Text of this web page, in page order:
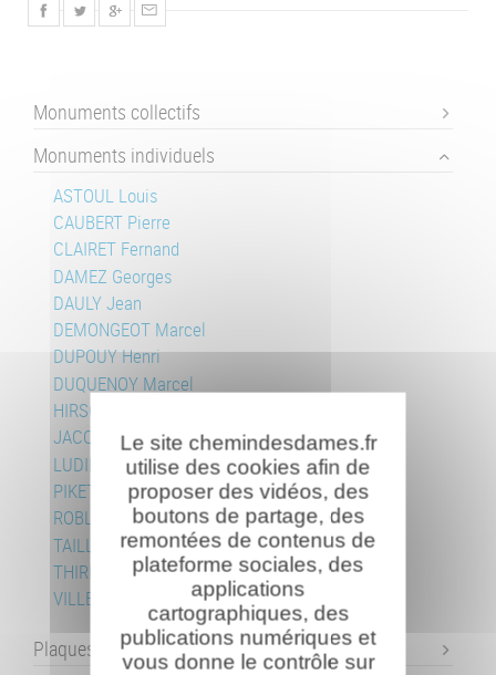
Monuments collectifs
Monuments individuels
ASTOUL Louis
CAUBERT Pierre
CLAIRET Fernand
DAMEZ Georges
DAULY Jean
DEMONGEOT Marcel
DUPOUY Henri
DUQUENOY Marcel
HIRSCH Joseph
JACQUINOT Félix
LUDIN Roger
PIKETTY Jean
ROBLIN Jean
TAILLEFERT Frédéric
THIRIEZ Maurice
VILLEPELET Joseph
Plaques commémoratives
Le site chemindesdames.fr
utilise des cookies afin de
proposer des vidéos, des
boutons de partage, des
remontées de contenus de
plateforme sociales, des
applications
cartographiques, des
publications numériques et
vous donne le contrôle sur